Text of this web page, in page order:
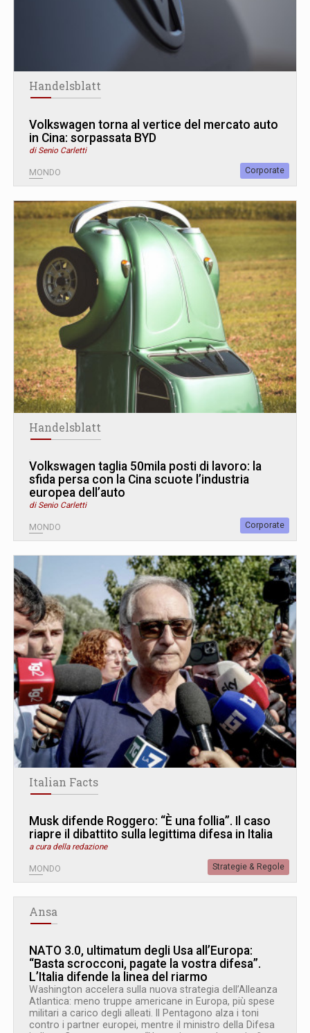
Handelsblatt
Volkswagen torna al vertice del mercato auto
in Cina: sorpassata BYD
di Senio Carletti
MONDO Corporate
Handelsblatt
Volkswagen taglia 50mila posti di lavoro: la
sfida persa con la Cina scuote l’industria
europea dell’auto
di Senio Carletti
MONDO Corporate
Italian Facts
Musk difende Roggero: “È una follia”. Il caso
riapre il dibattito sulla legittima difesa in Italia
a cura della redazione
MONDO Strategie & Regole
Ansa
NATO 3.0, ultimatum degli Usa all’Europa:
“Basta scrocconi, pagate la vostra difesa”.
L’Italia difende la linea del riarmo
Washington accelera sulla nuova strategia dell’Alleanza
Atlantica: meno truppe americane in Europa, più spese
militari a carico degli alleati. Il Pentagono alza i toni
contro i partner europei, mentre il ministro della Difesa